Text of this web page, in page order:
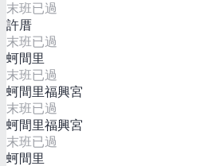
末班已過
許厝
末班已過
蚵間里
末班已過
蚵間里福興宮
末班已過
蚵間里福興宮
末班已過
蚵間里